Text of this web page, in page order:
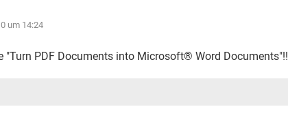
um 14:24
"Turn PDF Documents into Microsoft® Word Documents"!!